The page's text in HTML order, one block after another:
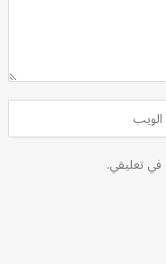
في تعليقي.